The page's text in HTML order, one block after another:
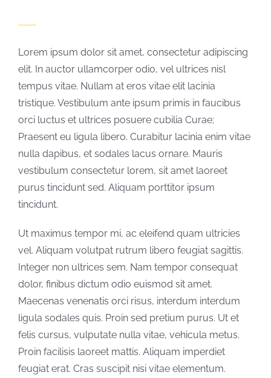
Lorem ipsum dolor sit amet, consectetur adipiscing
elit. In auctor ullamcorper odio, vel ultrices nisl
tempus vitae. Nullam at eros vitae elit lacinia
tristique. Vestibulum ante ipsum primis in faucibus
orci luctus et ultrices posuere cubilia Curae;
Praesent eu ligula libero. Curabitur lacinia enim vitae
nulla dapibus, et sodales lacus ornare. Mauris
vestibulum consectetur lorem, sit amet laoreet
purus tincidunt sed. Aliquam porttitor ipsum
tincidunt.
Ut maximus tempor mi, ac eleifend quam ultricies
vel. Aliquam volutpat rutrum libero feugiat sagittis.
Integer non ultrices sem. Nam tempor consequat
dolor, finibus dictum odio euismod sit amet.
Maecenas venenatis orci risus, interdum interdum
ligula sodales quis. Proin sed pretium purus. Ut et
felis cursus, vulputate nulla vitae, vehicula metus.
Proin facilisis laoreet mattis. Aliquam imperdiet
feugiat erat. Cras suscipit nisi vitae elementum.